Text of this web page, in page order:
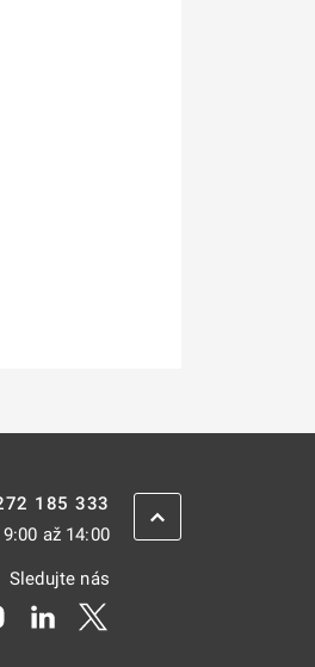
185 333
až 14:00
Sledujte nás
na nové kartě
se otevře na nové kartě
Odkaz se otevře na nové kartě
Odkaz se otevře na nové
ZPĚT NAHORU